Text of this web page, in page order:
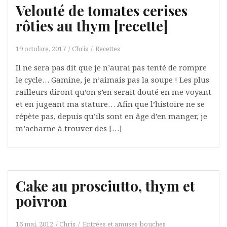
Velouté de tomates cerises
rôties au thym [recette]
19 octobre, 2017 Chris Recettes
Il ne sera pas dit que je n’aurai pas tenté de rompre
le cycle… Gamine, je n’aimais pas la soupe ! Les plus
railleurs diront qu’on s’en serait douté en me voyant
et en jugeant ma stature… Afin que l’histoire ne se
répète pas, depuis qu’ils sont en âge d’en manger, je
m’acharne à trouver des […]
Cake au prosciutto, thym et
poivron
16 mai, 2012 Chris Entrées et amuses bouches